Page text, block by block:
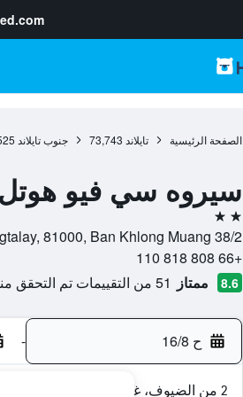
الصفحة الرئيسية تايلاند 73,743 جنوب تايلاند
سيروه سي فيو هوتل
2 نجمتين
38/2 Moo3 T.Nongtalay, 81000, Ban Khlong Muang, محافظة كرابي, تايلاند
+66 808 818 110
8.6 ممتاز 51 من التقييمات تم التحقق منها
ح 16/8 -
2 من الضيوف، غرفة واحدة